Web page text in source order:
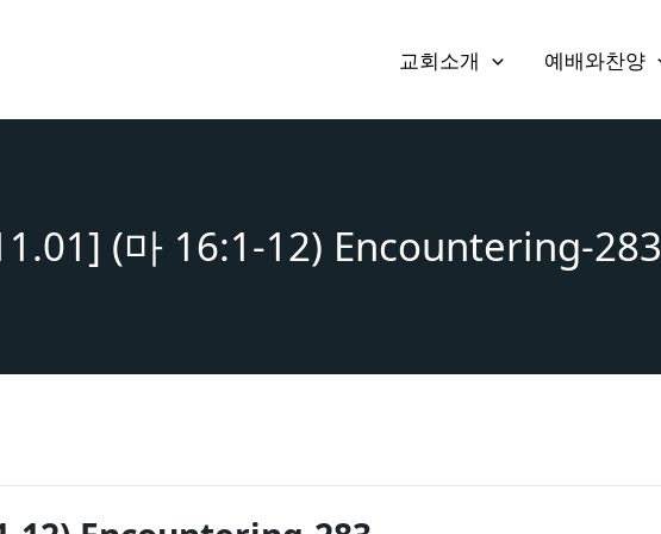
교회소개 예배와찬양
(마 16:1-12) Encountering-283